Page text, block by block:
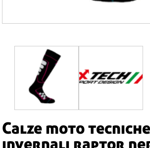
calze moto tecniche sportive